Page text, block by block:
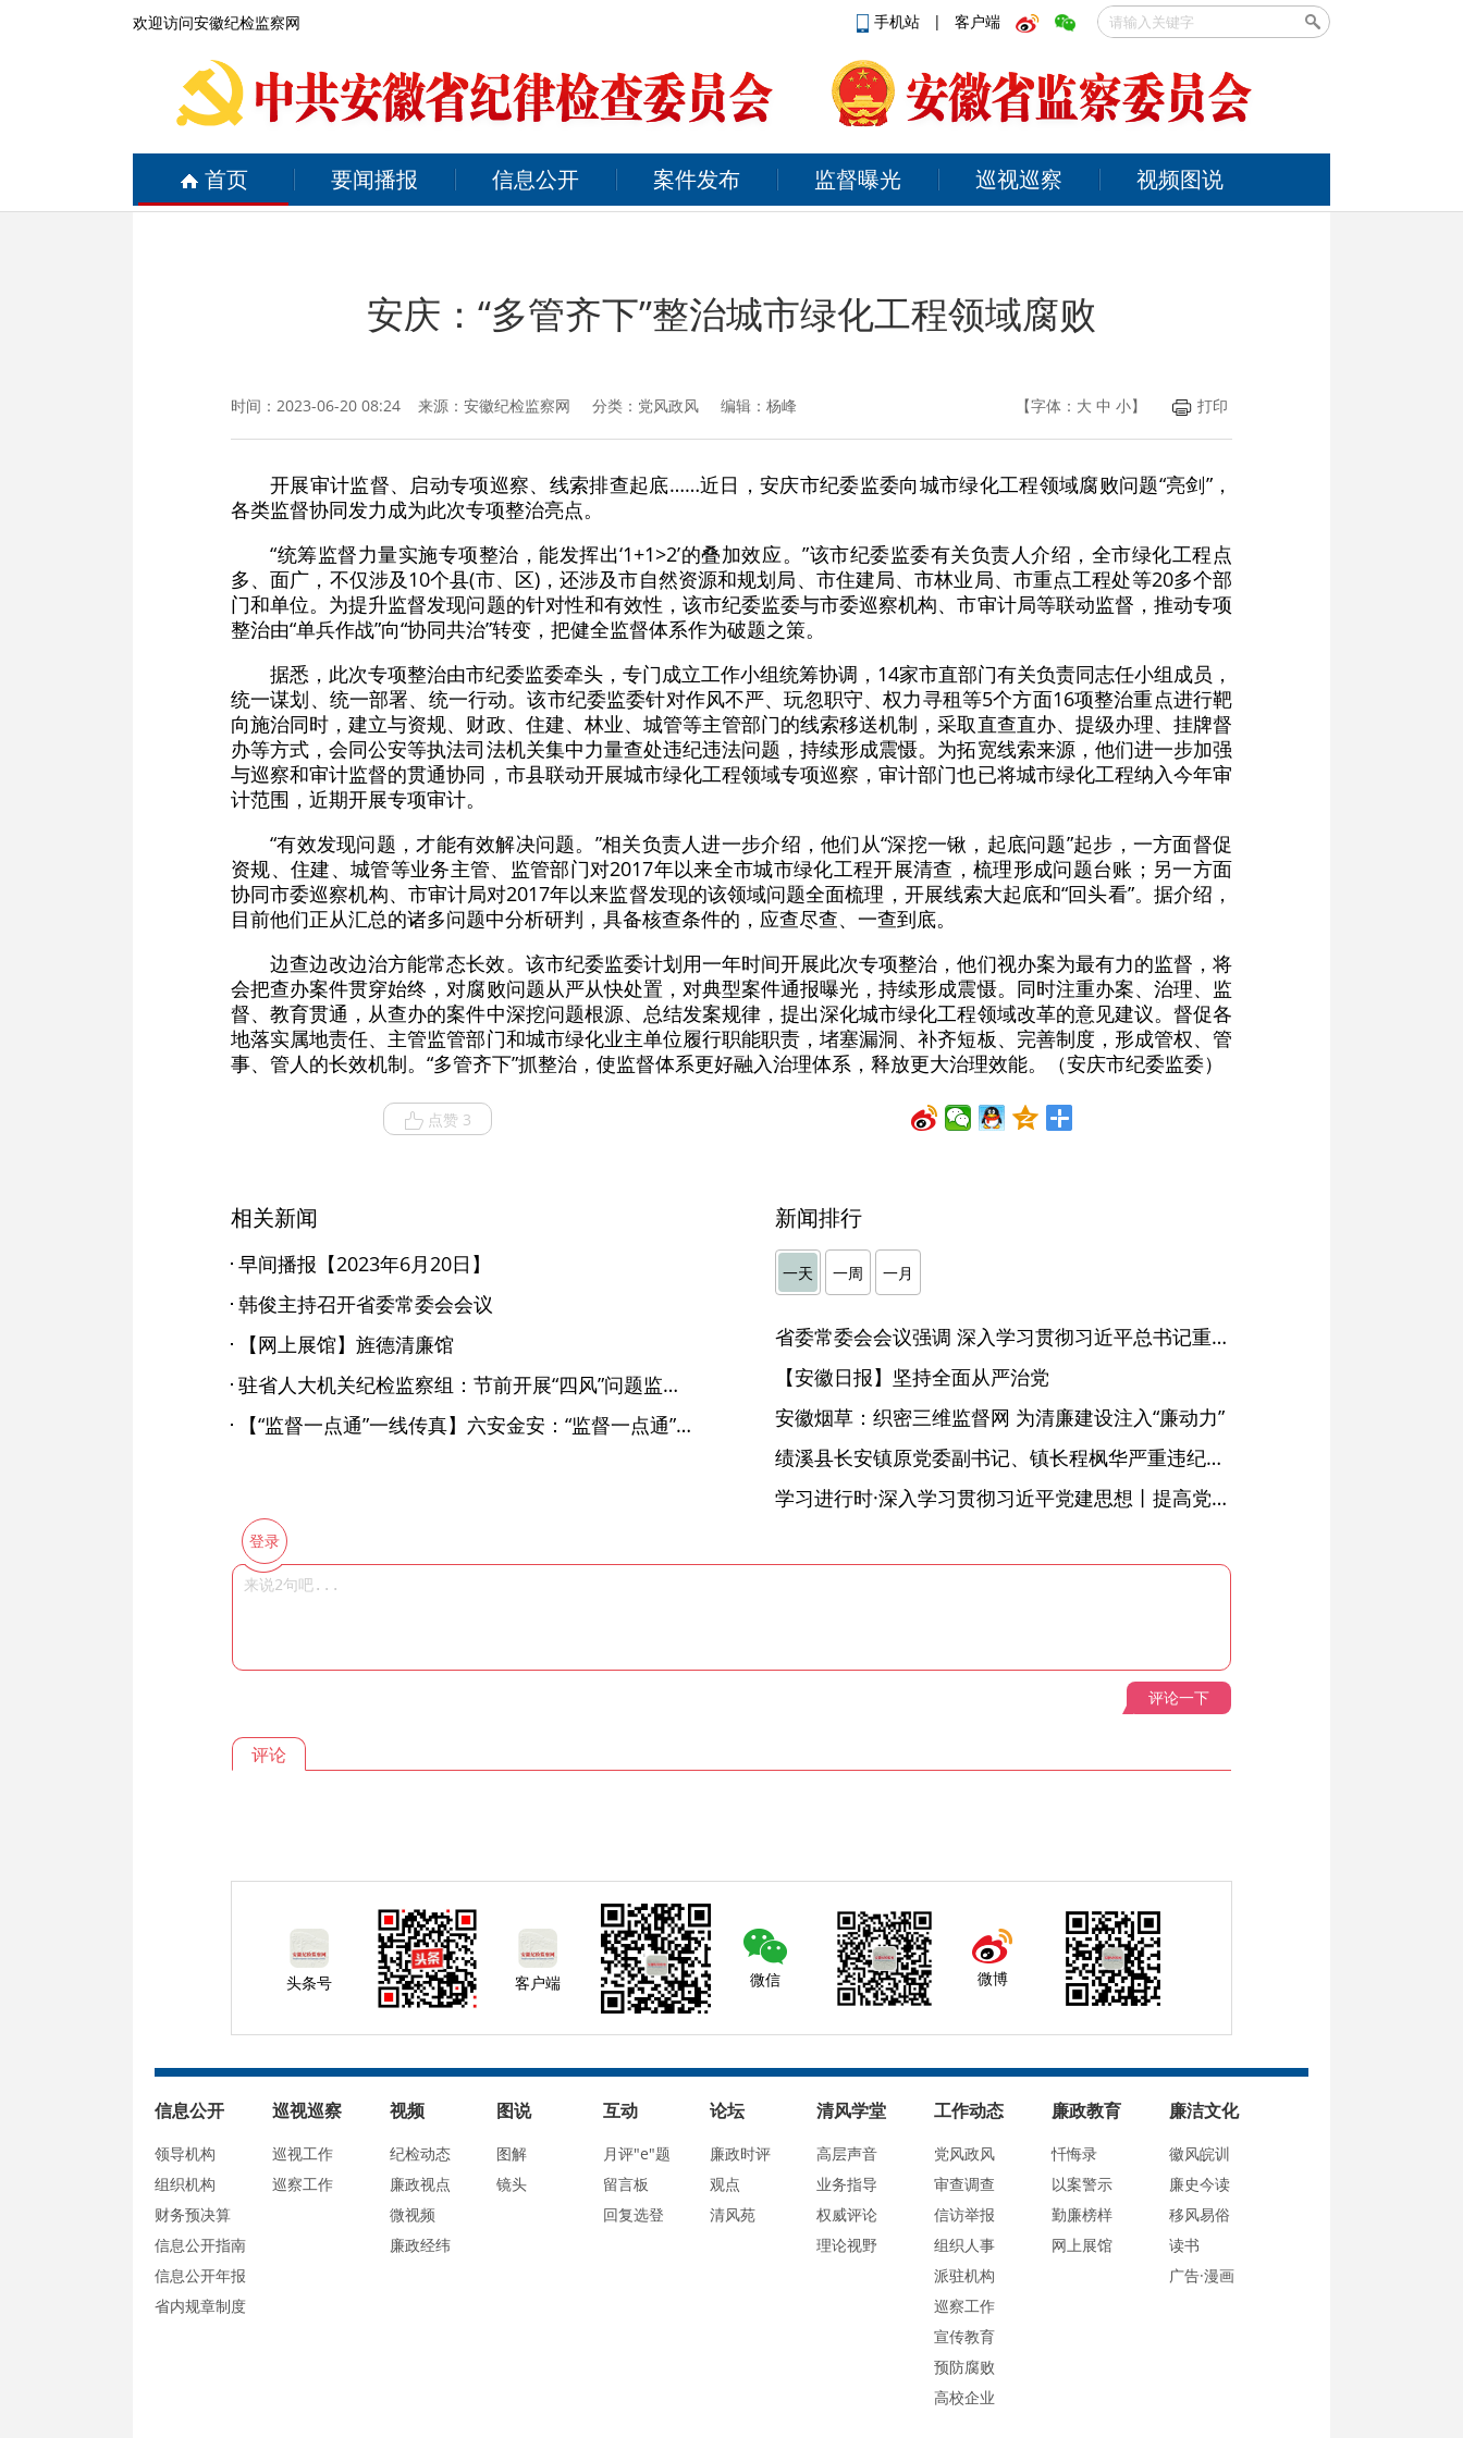
欢迎访问安徽纪检监察网 手机站 | 客户端
首页 要闻播报 信息公开 案件发布 监督曝光 巡视巡察 视频图说
安庆：“多管齐下”整治城市绿化工程领域腐败
时间：2023-06-20 08:24 来源： 安徽纪检监察网 分类：党风政风 编辑：杨峰 【字体： 大 中 小】 打印
开展审计监督、启动专项巡察、线索排查起底……近日，安庆市纪委监委向城市绿化工程领域腐败问题“亮剑”，
各类监督协同发力成为此次专项整治亮点。
“统筹监督力量实施专项整治，能发挥出‘1+1>2’的叠加效应。”该市纪委监委有关负责人介绍，全市绿化工程点
多、面广，不仅涉及10个县(市、区)，还涉及市自然资源和规划局、市住建局、市林业局、市重点工程处等20多个部
门和单位。为提升监督发现问题的针对性和有效性，该市纪委监委与市委巡察机构、市审计局等联动监督，推动专项
整治由“单兵作战”向“协同共治”转变，把健全监督体系作为破题之策。
据悉，此次专项整治由市纪委监委牵头，专门成立工作小组统筹协调，14家市直部门有关负责同志任小组成员，
统一谋划、统一部署、统一行动。该市纪委监委针对作风不严、玩忽职守、权力寻租等5个方面16项整治重点进行靶
向施治同时，建立与资规、财政、住建、林业、城管等主管部门的线索移送机制，采取直查直办、提级办理、挂牌督
办等方式，会同公安等执法司法机关集中力量查处违纪违法问题，持续形成震慑。为拓宽线索来源，他们进一步加强
与巡察和审计监督的贯通协同，市县联动开展城市绿化工程领域专项巡察，审计部门也已将城市绿化工程纳入今年审
计范围，近期开展专项审计。
“有效发现问题，才能有效解决问题。”相关负责人进一步介绍，他们从“深挖一锹，起底问题”起步，一方面督促
资规、住建、城管等业务主管、监管部门对2017年以来全市城市绿化工程开展清查，梳理形成问题台账；另一方面
协同市委巡察机构、市审计局对2017年以来监督发现的该领域问题全面梳理，开展线索大起底和“回头看”。据介绍，
目前他们正从汇总的诸多问题中分析研判，具备核查条件的，应查尽查、一查到底。
边查边改边治方能常态长效。该市纪委监委计划用一年时间开展此次专项整治，他们视办案为最有力的监督，将
会把查办案件贯穿始终，对腐败问题从严从快处置，对典型案件通报曝光，持续形成震慑。同时注重办案、治理、监
督、教育贯通，从查办的案件中深挖问题根源、总结发案规律，提出深化城市绿化工程领域改革的意见建议。督促各
地落实属地责任、主管监管部门和城市绿化业主单位履行职能职责，堵塞漏洞、补齐短板、完善制度，形成管权、管
事、管人的长效机制。“多管齐下”抓整治，使监督体系更好融入治理体系，释放更大治理效能。（安庆市纪委监委）
点赞 3
相关新闻
早间播报【2023年6月20日】
韩俊主持召开省委常委会会议
【网上展馆】旌德清廉馆
驻省人大机关纪检监察组：节前开展“四风”问题监督检查
【“监督一点通”一线传真】六安金安：“监督一点通”助力水渠畅通
新闻排行
一天 一周 一月
省委常委会会议强调 深入学习贯彻习近平总书记重要讲话精神 以高质量党建引领高质量发展 梁言顺主持并讲话
【安徽日报】坚持全面从严治党
安徽烟草：织密三维监督网 为清廉建设注入“廉动力”
绩溪县长安镇原党委副书记、镇长程枫华严重违纪违法被开除党籍和公职
学习进行时·深入学习贯彻习近平党建思想丨提高党的战斗力的法宝
登录
评论一下
评论
头条号 客户端 微信 微博
信息公开
领导机构
组织机构
财务预决算
信息公开指南
信息公开年报
省内规章制度
巡视巡察
巡视工作
巡察工作
视频
纪检动态
廉政视点
微视频
廉政经纬
图说
图解
镜头
互动
月评"e"题
留言板
回复选登
论坛
廉政时评
观点
清风苑
清风学堂
高层声音
业务指导
权威评论
理论视野
工作动态
党风政风
审查调查
信访举报
组织人事
派驻机构
巡察工作
宣传教育
预防腐败
高校企业
廉政教育
忏悔录
以案警示
勤廉榜样
网上展馆
廉洁文化
徽风皖训
廉史今读
移风易俗
读书
广告·漫画